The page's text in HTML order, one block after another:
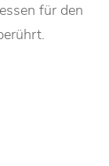
für den